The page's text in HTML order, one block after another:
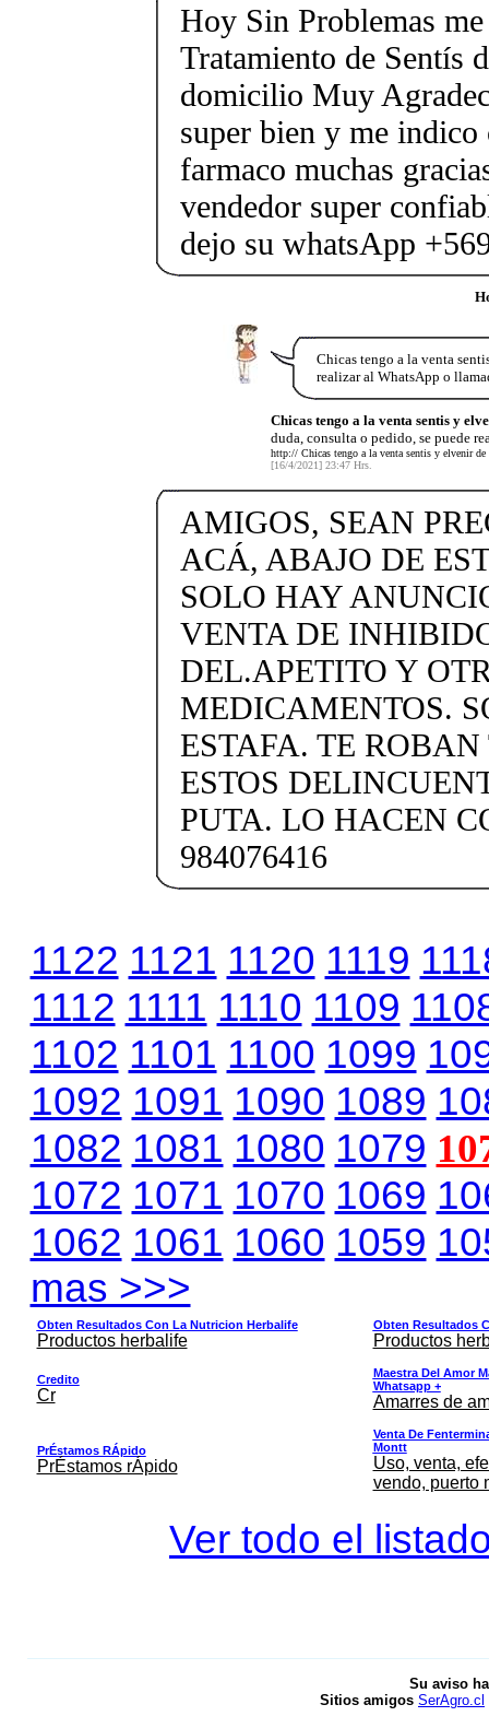
Hoy Sin Problemas
Tratamiento de Sentís
domicilio Muy
super bien y me indico
farmaco muchas
vendedor super
dejo su whatsApp
Chicas tengo a la venta
realizar al WhatsApp o
Chicas tengo a la venta sentis y
duda, consulta o pedido, se puede
http:// Chicas tengo a la venta sentis y elvenir
[16/4/2021] 23:47 Hrs.
AMIGOS, SEAN
ACÁ, ABAJO DE
SOLO HAY
VENTA DE
DEL.APETITO Y
MEDICAMENTOS.
ESTAFA. TE
ESTOS
PUTA. LO HACEN
984076416
1122 1121 1120 1119
1112 1111 1110 1109
1102 1101 1100 1099
1092 1091 1090 1089
1082 1081 1080 1079
1072 1071 1070 1069
1062 1061 1060 1059
mas >>>
Obten Resultados Con La Nutricion Herbalife
Productos herbalife
Obten Resultados
Productos
Credito
Cr
Maestra Del Amor
Whatsapp +
Amarres de
PrÉstamos RÁpido
PrÉstamos rÁpido
Venta De
Montt
Uso, venta,
vendo, puerto
Ver todo el
Su aviso
Sitios amigos SerAgro.cl